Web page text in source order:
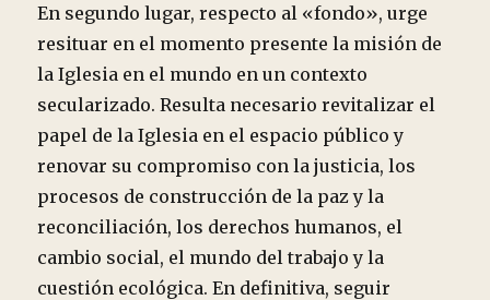
En segundo lugar, respecto al «fondo», urge
resituar en el momento presente la misión de
la Iglesia en el mundo en un contexto
secularizado. Resulta necesario revitalizar el
papel de la Iglesia en el espacio público y
renovar su compromiso con la justicia, los
procesos de construcción de la paz y la
reconciliación, los derechos humanos, el
cambio social, el mundo del trabajo y la
cuestión ecológica. En definitiva, seguir